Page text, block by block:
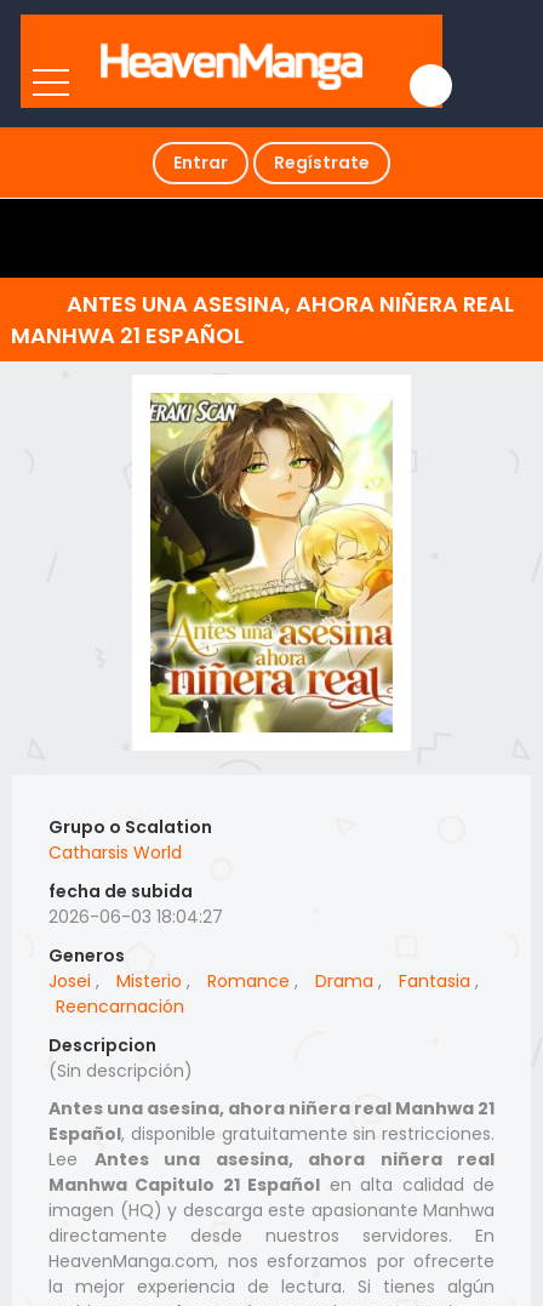
Entrar Regístrate
ANTES UNA ASESINA, AHORA NIÑERA REAL
MANHWA 21 ESPAÑOL
Grupo o Scalation
Catharsis World
fecha de subida
2026-06-03 18:04:27
Generos
Josei , Misterio , Romance , Drama , Fantasia ,
Reencarnación
Descripcion
(Sin descripción)
Antes una asesina, ahora niñera real Manhwa 21
Español, disponible gratuitamente sin restricciones.
Lee Antes una asesina, ahora niñera real
Manhwa Capitulo 21 Español en alta calidad de
imagen (HQ) y descarga este apasionante Manhwa
directamente desde nuestros servidores. En
HeavenManga.com, nos esforzamos por ofrecerte
la mejor experiencia de lectura. Si tienes algún